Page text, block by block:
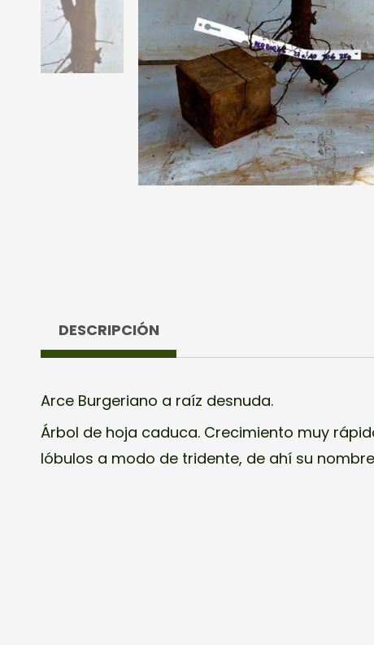
DESCRIPCIÓN
Arce Burgeriano a raíz desnuda.
Árbol de hoja caduca. Crecimiento muy
lóbulos a modo de tridente, de ahí su